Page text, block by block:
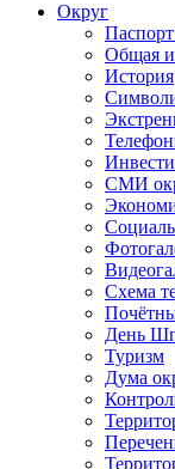
Округ
Общая
История
СМИ
Схема
День
Туризм
Дума